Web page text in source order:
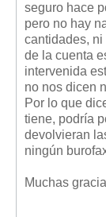
seguro hace
pero no hay
cantidades, ni
de la cuenta
intervenida
no nos dicen
Por lo que
tiene, podría
devolvieran
ningún
Muchas